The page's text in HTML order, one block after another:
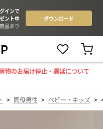
物のお届け停止・遅延について
> 同僚男性 > ベビー・キッズ >